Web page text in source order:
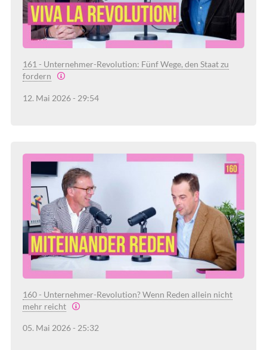
161 - Unternehmer-Revolution: Fünf Wege, den Staat zu
fordern
12. Mai 2026 - 29:54
160 - Unternehmer-Revolution? Wenn Reden allein nicht
mehr reicht
05. Mai 2026 - 25:32